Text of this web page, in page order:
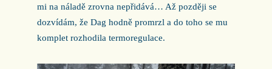
mi na náladě zrovna nepřidává… Až později se
dozvídám, že Dag hodně promrzl a do toho se mu
komplet rozhodila termoregulace.